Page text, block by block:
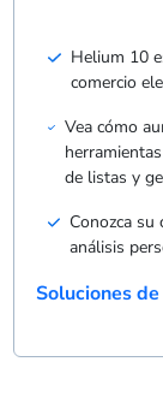
Helium 10
comercio
Vea cómo
de listas y
Conozca su
análisis
Soluciones